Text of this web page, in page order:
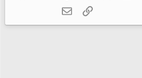
Электронная почта
Ссылка